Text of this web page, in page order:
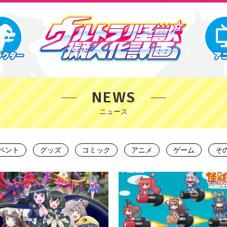
NEWS
ント グッズ コミック アニメ ゲーム そ